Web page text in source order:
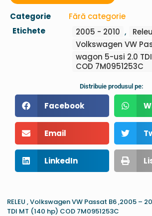
Categorie
Fără categorie
Etichete
2005 - 2010 , Releu
Volkswagen VW
wagon 5-usi 2.0
COD 7M0951253C
Distribuie produsul pe:
Facebook
Email
LinkedIn
RELEU , Volkswagen VW Passat B6 ,2005 –
TDI MT (140 hp) COD 7M0951253C